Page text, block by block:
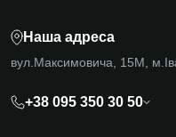
Наша адреса
вул.Максимовича, 15М,
+38 095 350 30 50